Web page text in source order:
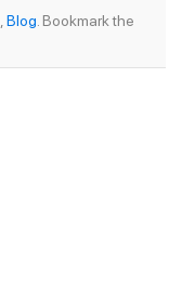
Blog . Bookmark the